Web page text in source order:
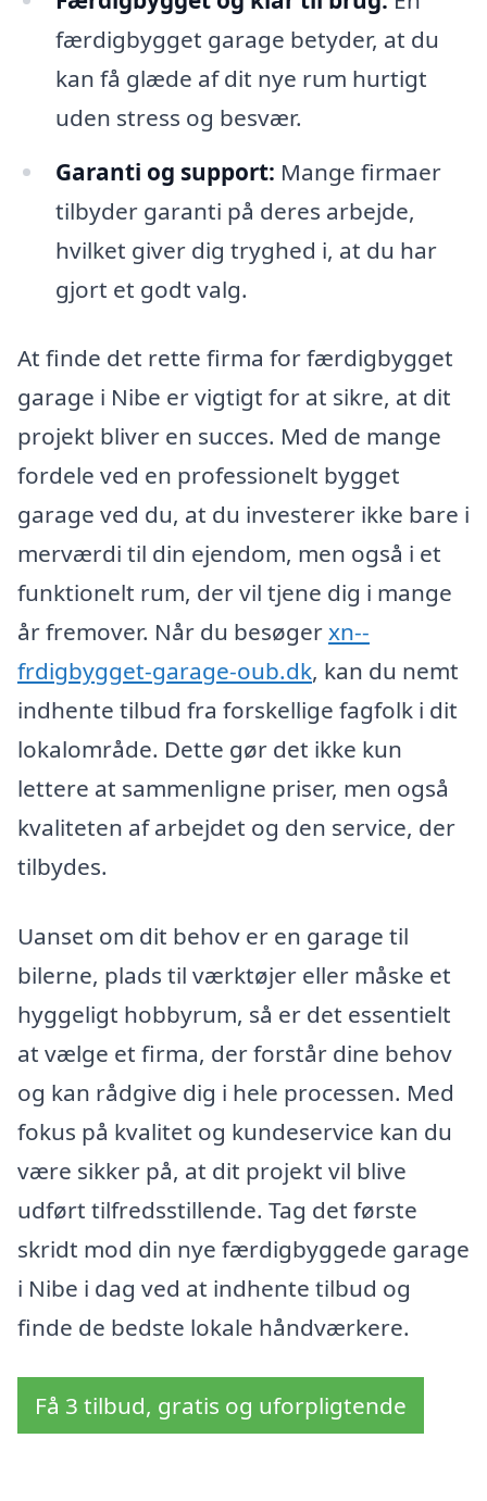
færdigbygget garage betyder, at du
kan få glæde af dit nye rum hurtigt
uden stress og besvær.
Garanti og support: Mange firmaer
tilbyder garanti på deres arbejde,
hvilket giver dig tryghed i, at du har
gjort et godt valg.
At finde det rette firma for færdigbygget
garage i Nibe er vigtigt for at sikre, at dit
projekt bliver en succes. Med de mange
fordele ved en professionelt bygget
garage ved du, at du investerer ikke bare i
merværdi til din ejendom, men også i et
funktionelt rum, der vil tjene dig i mange
år fremover. Når du besøgerxn--
frdigbygget-garage-oub.dk, kan du nemt
indhente tilbud fra forskellige fagfolk i dit
lokalområde. Dette gør det ikke kun
lettere at sammenligne priser, men også
kvaliteten af arbejdet og den service, der
tilbydes.
Uanset om dit behov er en garage til
bilerne, plads til værktøjer eller måske et
hyggeligt hobbyrum, så er det essentielt
at vælge et firma, der forstår dine behov
og kan rådgive dig i hele processen. Med
fokus på kvalitet og kundeservice kan du
være sikker på, at dit projekt vil blive
udført tilfredsstillende. Tag det første
skridt mod din nye færdigbyggede garage
i Nibe i dag ved at indhente tilbud og
finde de bedste lokale håndværkere.
Få 3 tilbud, gratis og uforpligtende